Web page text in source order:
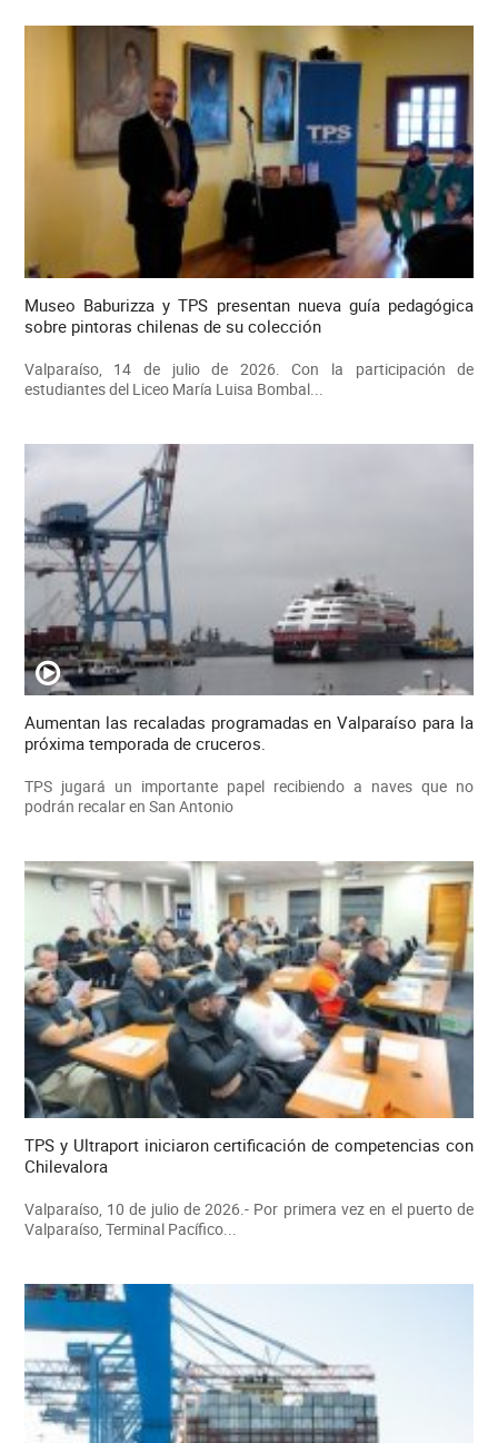
Museo Baburizza y TPS presentan nueva guía pedagógica
sobre pintoras chilenas de su colección
Valparaíso, 14 de julio de 2026. Con la participación de
estudiantes del Liceo María Luisa Bombal...
Aumentan las recaladas programadas en Valparaíso para la
próxima temporada de cruceros.
TPS jugará un importante papel recibiendo a naves que no
podrán recalar en San Antonio
TPS y Ultraport iniciaron certificación de competencias con
Chilevalora
Valparaíso, 10 de julio de 2026.- Por primera vez en el puerto de
Valparaíso, Terminal Pacífico...